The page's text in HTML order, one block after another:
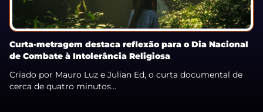
Curta-metragem destaca reflexão para o Dia Nacional
de Combate à Intolerância Religiosa
Criado por Mauro Luz e Julian Ed, o curta documental de
cerca de quatro minutos...